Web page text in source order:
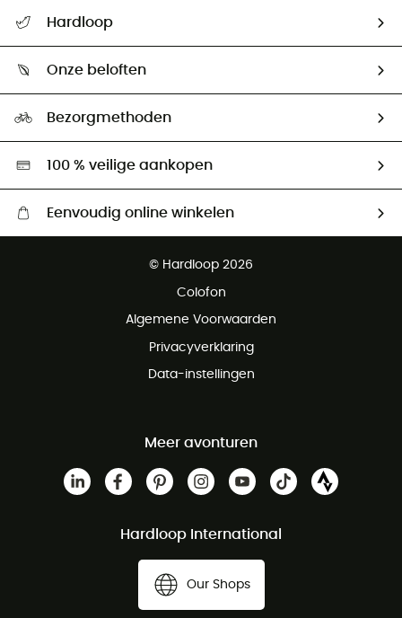
Retourzendingen & Terugbetalingen
Hardloop
Ambassadeurs
Onze beloften
Hardgreen
Bezorgmethoden
100 % veilige aankopen
Eenvoudig online winkelen
Gratis retourneren binnen 100 dagen
© Hardloop 2026
Colofon
Algemene Voorwaarden
Privacyverklaring
Data-instellingen
Meer avonturen
Hardloop International
Our Shops